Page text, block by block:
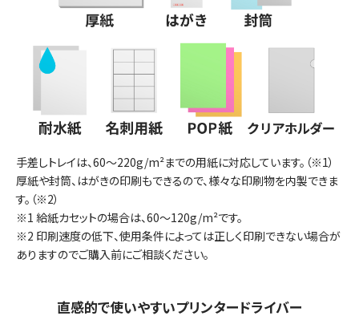
手差しトレイは、60～220g/m²までの用紙に対応しています。（※1）
厚紙や封筒、はがきの印刷もできるので、様々な印刷物を内製できま
す。（※2）
※1 給紙カセットの場合は、60～120g/m²です。
※2 印刷速度の低下、使用条件によっては正しく印刷できない場合が
ありますのでご購入前にご相談ください。
直感的で使いやすいプリンタードライバー